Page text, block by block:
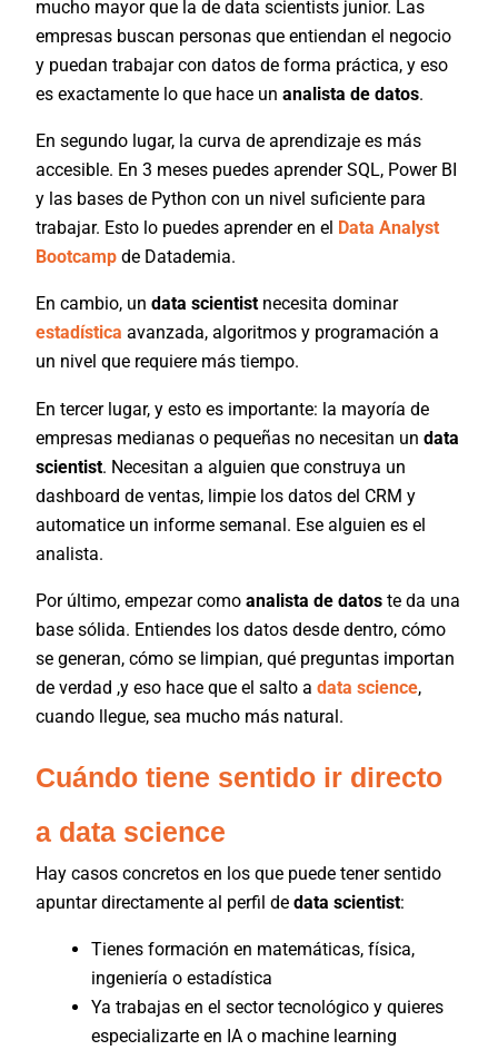
mucho mayor que la de data scientists junior. Las
empresas buscan personas que entiendan el negocio
y puedan trabajar con datos de forma práctica, y eso
es exactamente lo que hace unanalista de datos.
En segundo lugar, la curva de aprendizaje es más
accesible. En 3 meses puedes aprender SQL, Power BI
y las bases de Python con un nivel suficiente para
trabajar. Esto lo puedes aprender en el Data Analyst
Bootcamp de Datademia.
En cambio, undata scientist necesita dominar
estadística avanzada, algoritmos y programación a
un nivel que requiere más tiempo.
En tercer lugar, y esto es importante: la mayoría de
empresas medianas o pequeñas no necesitan undata
scientist. Necesitan a alguien que construya un
dashboard de ventas, limpie los datos del CRM y
automatice un informe semanal. Ese alguien es el
analista.
Por último, empezar comoanalista de datos te da una
base sólida. Entiendes los datos desde dentro, cómo
se generan, cómo se limpian, qué preguntas importan
de verdad ,y eso hace que el salto adata science,
cuando llegue, sea mucho más natural.
Cuándo tiene sentido ir directo
a data science
Hay casos concretos en los que puede tener sentido
apuntar directamente al perfil dedata scientist:
Tienes formación en matemáticas, física,
ingeniería o estadística
Ya trabajas en el sector tecnológico y quieres
especializarte en IA o machine learning